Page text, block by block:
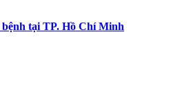
tại TP. Hồ Chí Minh